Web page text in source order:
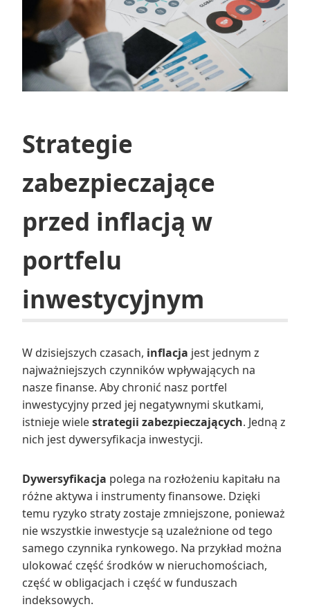
Strategie
zabezpieczające
przed inflacją w
portfelu
inwestycyjnym
W dzisiejszych czasach, inflacja jest jednym z
najważniejszych czynników wpływających na
nasze finanse. Aby chronić nasz portfel
inwestycyjny przed jej negatywnymi skutkami,
istnieje wielestrategii zabezpieczających. Jedną z
nich jest dywersyfikacja inwestycji.
Dywersyfikacja polega na rozłożeniu kapitału na
różne aktywa i instrumenty finansowe. Dzięki
temu ryzyko straty zostaje zmniejszone, ponieważ
nie wszystkie inwestycje są uzależnione od tego
samego czynnika rynkowego. Na przykład można
ulokować część środków w nieruchomościach,
część w obligacjach i część w funduszach
indeksowych.